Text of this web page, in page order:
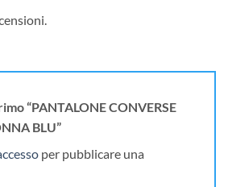
“PANTALONE CONVERSE
BLU”
per pubblicare una